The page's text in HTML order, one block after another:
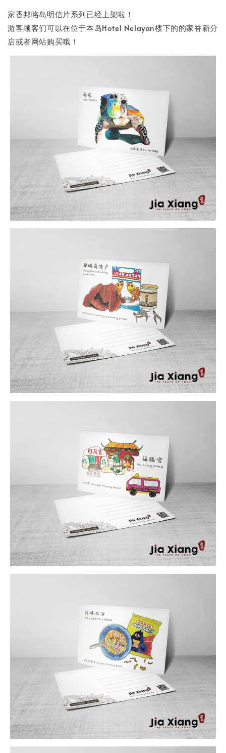
家香邦咯岛明信片系列已经上架啦！
游客顾客们可以在位于本岛Hotel Nelayan楼下的的家香新分
店或者网站购买哦！